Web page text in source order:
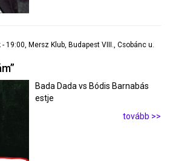
19:00, Mersz Klub, Budapest VIII., Csobánc u.
Bada Dada vs Bódis Barnabás
estje
tovább >>